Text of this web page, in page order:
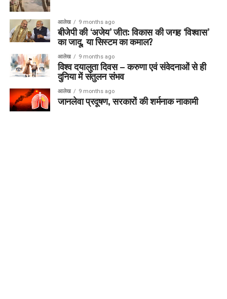
आलेख 9 months ago
बीजेपी की ‘अजेय’ जीत: विकास की जगह ‘विश्वास’
का जादू, या सिस्टम का कमाल?
आलेख 9 months ago
विश्व दयालुता दिवस – करुणा एवं संवेदनाओं से ही
दुनिया में संतुलन संभव
आलेख 9 months ago
जानलेवा प्रदूषण, सरकारों की शर्मनाक नाकामी